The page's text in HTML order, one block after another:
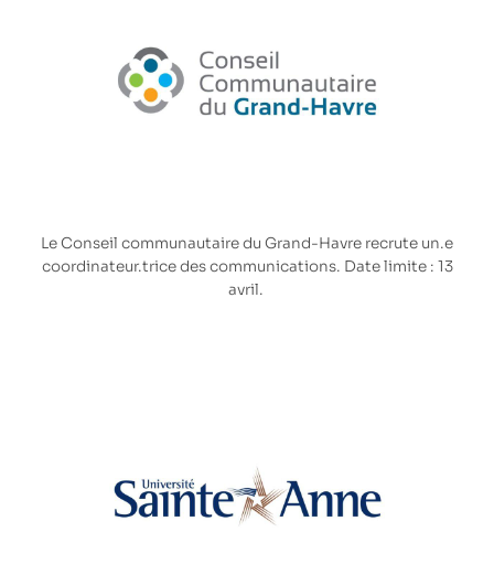
LeConseil communautaire du Grand-Havre recrute un.e
coordinateur.trice des communications. Date limite : 13
avril.